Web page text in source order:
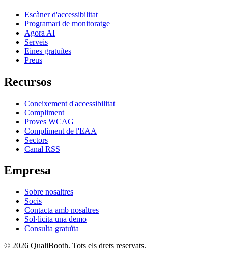
Escàner d'accessibilitat
Programari de monitoratge
Agora AI
Serveis
Eines gratuïtes
Preus
Recursos
Coneixement d'accessibilitat
Compliment
Proves WCAG
Compliment de l'EAA
Sectors
Canal RSS
Empresa
Sobre nosaltres
Socis
Contacta amb nosaltres
Sol·licita una demo
Consulta gratuïta
© 2026 QualiBooth. Tots els drets reservats.